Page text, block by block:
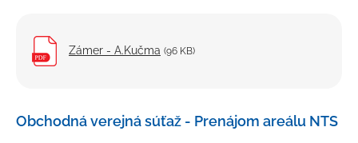
Zámer - A.Kučma (96 KB)
Obchodná verejná súťaž - Prenájom areálu NTS